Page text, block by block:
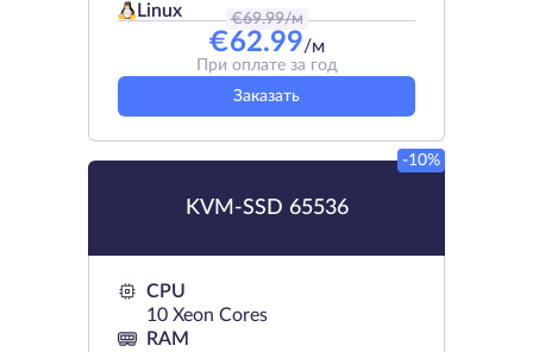
Linux
€69.99/м
€62.99/м
При оплате за год
Заказать
KVM-SSD 65536
-10%
CPU
10 Xeon Cores
RAM